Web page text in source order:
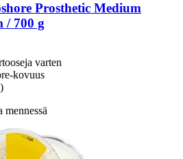
Prosthetic Medium
/ 700 g
varten
kovuus